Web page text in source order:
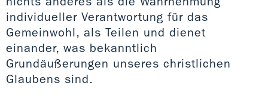
individueller Verantwortung für das
Gemeinwohl, als Teilen und dienet
einander, was bekanntlich
Grundäußerungen unseres christlichen
Glaubens sind.